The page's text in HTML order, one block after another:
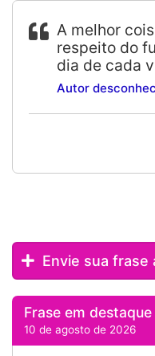
A melhor
respeito do
dia de cada
Autor
Envie sua frase
Frase em
10 de agosto de 2026